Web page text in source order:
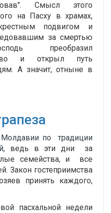
Смысл этого
на Пасху в храмах,
подвигом и
за смертью
преобразил
и открыл путь
А значит, отныне в
Молдавии по традиции
, ведь в эти дни за
семейства, и все
Закон гостеприимства
принять каждого,
пасхальной недели